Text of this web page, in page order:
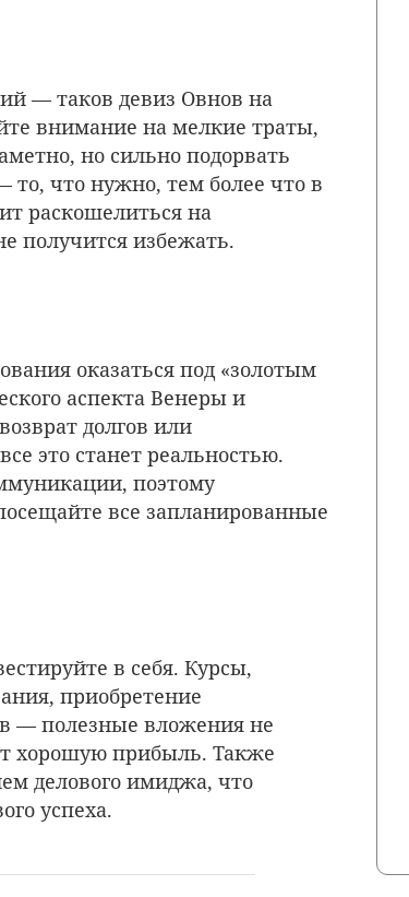
— таков девиз Овнов на
внимание на мелкие траты,
но сильно подорвать
то, что нужно, тем более что в
раскошелиться на
получится избежать.
оказаться под «золотым
аспекта Венеры и
долгов или
это станет реальностью.
поэтому
все запланированные
в себя. Курсы,
приобретение
— полезные вложения не
хорошую прибыль. Также
делового имиджа, что
успеха.